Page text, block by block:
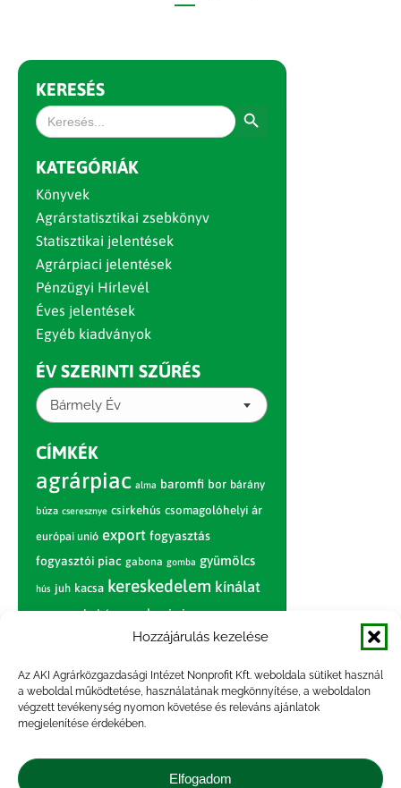
Hozzájárulás kezelése
Az AKI Agrárközgazdasági Intézet Nonprofit Kft. weboldala sütiket használ
a weboldal működtetése, használatának megkönnyítése, a weboldalon
végzett tevékenység nyomon követése és releváns ajánlatok
megjelenítése érdekében.
Elfogadom
KERESÉS
Search
for:
KATEGÓRIÁK
Könyvek
Agrárstatisztikai zsebkönyv
Statisztikai jelentések
Agrárpiaci jelentések
Pénzügyi Hírlevél
Éves jelentések
Egyéb kiadványok
ÉV SZERINTI SZŰRÉS
Bármely Év
CÍMKÉK
agrárpiac alma baromfi bor bárány
búza cseresznye csirkehús csomagolóhelyi ár
európai unió export fogyasztás
fogyasztói piac gabona gomba gyümölcs
hús juh kacsa kereskedelem kínálat
körte marhahús nagybani piac narancs
nemzetközi árinformációk
paradicsom piac piaci jelentés
pulyka pulykahús sertés sertéshús
szarvasmarha termelés
termelői
zöldség árak